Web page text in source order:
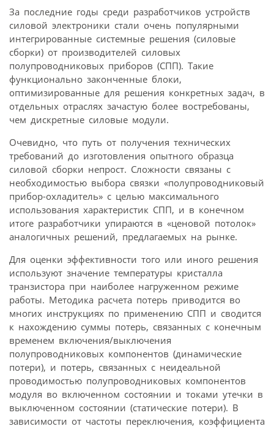
За последние годы среди разработчиков устройств
силовой электроники стали очень популярными
интегрированные системные решения (силовые
сборки) от производителей силовых
полупроводниковых приборов (СПП). Такие
функционально законченные блоки,
оптимизированные для решения конкретных задач, в
отдельных отраслях зачастую более востребованы,
чем дискретные силовые модули.
Очевидно, что путь от получения технических
требований до изготовления опытного образца
силовой сборки непрост. Сложности связаны с
необходимостью выбора связки «полупроводниковый
прибор-охладитель» с целью максимального
использования характеристик СПП, и в конечном
итоге разработчики упираются в «ценовой потолок»
аналогичных решений, предлагаемых на рынке.
Для оценки эффективности того или иного решения
используют значение температуры кристалла
транзистора при наиболее нагруженном режиме
работы. Методика расчета потерь приводится во
многих инструкциях по применению СПП и сводится
к нахождению суммы потерь, связанных с конечным
временем включения/выключения
полупроводниковых компонентов (динамические
потери), и потерь, связанных с неидеальной
проводимостью полупроводниковых компонентов
модуля во включенном состоянии и токами утечки в
выключенном состоянии (статические потери). В
зависимости от частоты переключения, коэффициента